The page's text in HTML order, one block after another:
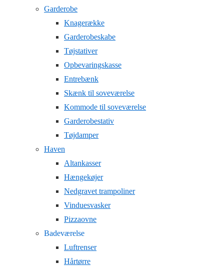
Garderobe
Knagerække
Garderobeskabe
Tøjstativer
Opbevaringskasse
Entrebænk
Skænk til soveværelse
Kommode til soveværelse
Garderobestativ
Tøjdamper
Haven
Altankasser
Hængekøjer
Nedgravet trampoliner
Vinduesvasker
Pizzaovne
Badeværelse
Luftrenser
Hårtørre